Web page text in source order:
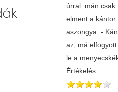
úrral. mán
elment a kántor
aszongya: -
az, má
le a
Értékelés